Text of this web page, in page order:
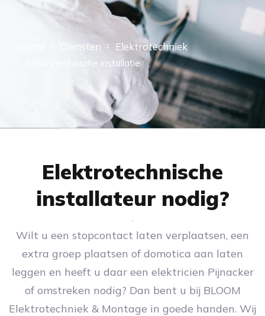
Diensten Elektrotechniek
Elektrotechnische installatie
Elektrotechnische
installateur nodig?
Wilt u een stopcontact laten verplaatsen, een
extra groep plaatsen of domotica aan laten
leggen en heeft u daar een elektricien Pijnacker
of omstreken nodig? Dan bent u bij BLOOM
Elektrotechniek & Montage in goede handen. Wij